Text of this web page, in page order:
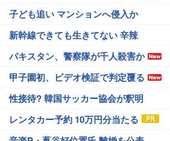
子ども追い マンションへ侵入か
新幹線できても生きてない 辛辣
パキスタン、警察隊が千人殺害か
甲子園初、ビデオ検証で判定覆る
性接待? 韓国サッカー協会が釈明
レンタカー予約 10万円分当たる